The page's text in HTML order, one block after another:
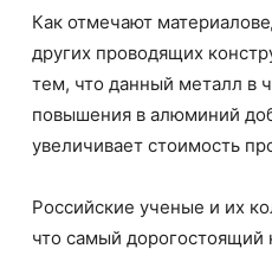
Как отмечают
других проводящих
тем, что данный металл в
повышения в алюминий
увеличивает стоимость
Российские ученые и их
что самый